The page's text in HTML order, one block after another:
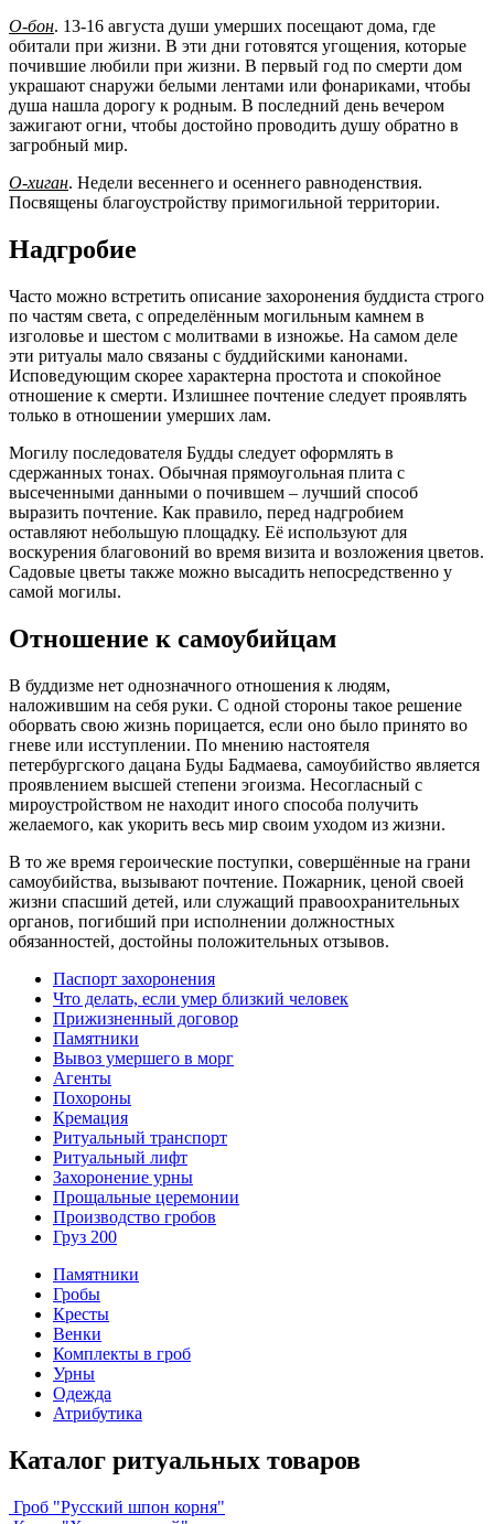
О-бон. 13-16 августа души умерших посещают дома, где
обитали при жизни. В эти дни готовятся угощения, которые
почившие любили при жизни. В первый год по смерти дом
украшают снаружи белыми лентами или фонариками, чтобы
душа нашла дорогу к родным. В последний день вечером
зажигают огни, чтобы достойно проводить душу обратно в
загробный мир.
О-хиган. Недели весеннего и осеннего равноденствия.
Посвящены благоустройству примогильной территории.
Надгробие
Часто можно встретить описание захоронения буддиста строго
по частям света, с определённым могильным камнем в
изголовье и шестом с молитвами в изножье. На самом деле
эти ритуалы мало связаны с буддийскими канонами.
Исповедующим скорее характерна простота и спокойное
отношение к смерти. Излишнее почтение следует проявлять
только в отношении умерших лам.
Могилу последователя Будды следует оформлять в
сдержанных тонах. Обычная прямоугольная плита с
высеченными данными о почившем – лучший способ
выразить почтение. Как правило, перед надгробием
оставляют небольшую площадку. Её используют для
воскурения благовоний во время визита и возложения цветов.
Садовые цветы также можно высадить непосредственно у
самой могилы.
Отношение к самоубийцам
В буддизме нет однозначного отношения к людям,
наложившим на себя руки. С одной стороны такое решение
оборвать свою жизнь порицается, если оно было принято во
гневе или исступлении. По мнению настоятеля
петербургского дацана Буды Бадмаева, самоубийство является
проявлением высшей степени эгоизма. Несогласный с
мироустройством не находит иного способа получить
желаемого, как укорить весь мир своим уходом из жизни.
В то же время героические поступки, совершённые на грани
самоубийства, вызывают почтение. Пожарник, ценой своей
жизни спасший детей, или служащий правоохранительных
органов, погибший при исполнении должностных
обязанностей, достойны положительных отзывов.
Паспорт захоронения
Что делать, если умер близкий человек
Прижизненный договор
Памятники
Вывоз умершего в морг
Агенты
Похороны
Кремация
Ритуальный транспорт
Ритуальный лифт
Захоронение урны
Прощальные церемонии
Производство гробов
Груз 200
Памятники
Гробы
Кресты
Венки
Комплекты в гроб
Урны
Одежда
Атрибутика
Каталог ритуальных товаров
Гроб "Русский шпон корня"